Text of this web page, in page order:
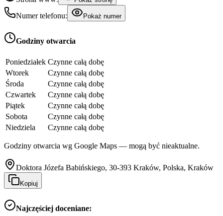
Numer telefonu: Pokaż numer
Godziny otwarcia
Poniedziałek Czynne całą dobę
Wtorek
Czynne całą dobę
Środa
Czynne całą dobę
Czwartek
Czynne całą dobę
Piątek
Czynne całą dobę
Sobota
Czynne całą dobę
Niedziela
Czynne całą dobę
Godziny otwarcia wg Google Maps — mogą być nieaktualne.
Doktora Józefa Babińskiego, 30-393 Kraków, Polska, Kraków
Kopiuj
Najczęściej doceniane: